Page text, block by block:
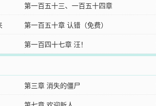
第一百五十三、一百五十四章
第一百五十章 认错（免费）
第一百四十七章 汪！
第三章 消失的僵尸